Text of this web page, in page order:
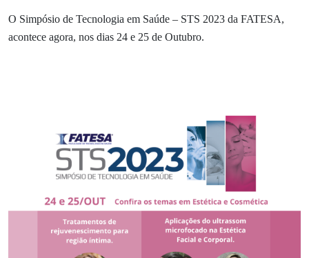
O Simpósio de Tecnologia em Saúde – STS 2023 da FATESA,
acontece agora, nos dias 24 e 25 de Outubro.